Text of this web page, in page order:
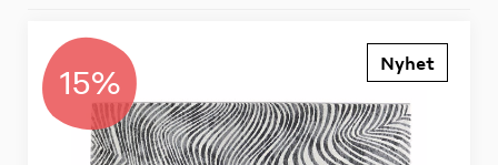
15% Nyhet